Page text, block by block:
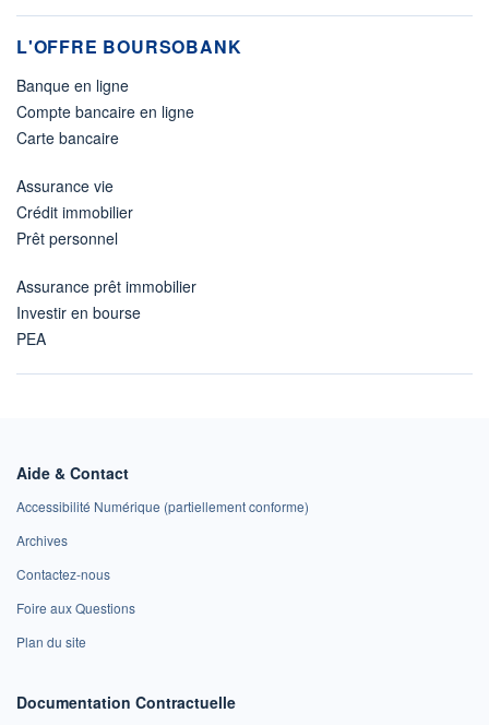
L'OFFRE BOURSOBANK
Banque en ligne
Compte bancaire en ligne
Carte bancaire
Assurance vie
Crédit immobilier
Prêt personnel
Assurance prêt immobilier
Investir en bourse
PEA
Aide & Contact
Accessibilité Numérique (partiellement conforme)
Archives
Contactez-nous
Foire aux Questions
Plan du site
Documentation Contractuelle